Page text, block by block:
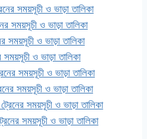
সময়সূচী ও ভাড়া তালিকা
সময়সূচী ও ভাড়া তালিকা
সময়সূচী ও ভাড়া তালিকা
সময়সূচী ও ভাড়া তালিকা
সময়সূচী ও ভাড়া তালিকা
সময়সূচী ও ভাড়া তালিকা
সময়সূচী ও ভাড়া তালিকা
সময়সূচী ও ভাড়া তালিকা